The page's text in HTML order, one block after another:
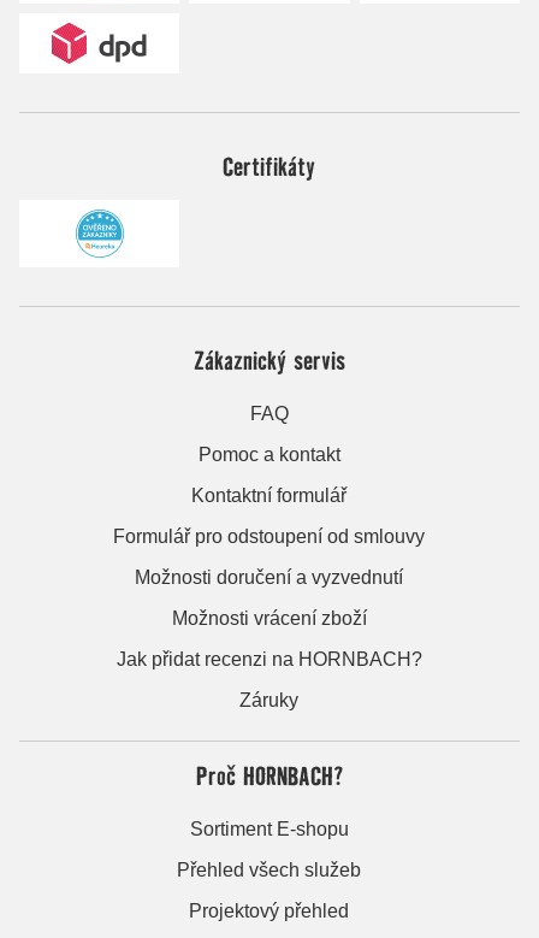
Certifikáty
Zákaznický servis
FAQ
Pomoc a kontakt
Kontaktní formulář
Formulář pro odstoupení od smlouvy
Možnosti doručení a vyzvednutí
Možnosti vrácení zboží
Jak přidat recenzi na HORNBACH?
Záruky
Proč HORNBACH?
Sortiment E-shopu
Přehled všech služeb
Projektový přehled